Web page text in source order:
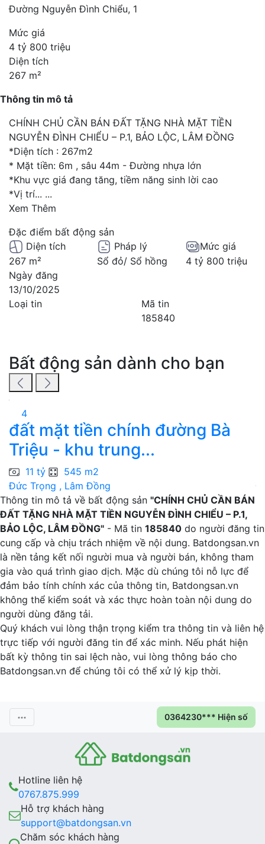
Đường Nguyễn Đình Chiểu, 1
Mức giá
4 tỷ 800 triệu
Diện tích
267 m²
Thông tin mô tả
CHÍNH CHỦ CẦN BÁN ĐẤT TẶNG NHÀ MẶT TIỀN
NGUYỄN ĐÌNH CHIỂU – P.1, BẢO LỘC, LÂM ĐỒNG
*Diện tích : 267m2
* Mặt tiền: 6m , sâu 44m - Đường nhựa lớn
*Khu vực giá đang tăng, tiềm năng sinh lời cao
*Vị trí... ...
Xem Thêm
Đặc điểm bất động sản
Diện tích
267 m²
Pháp lý
Sổ đỏ/ Sổ hồng
Mức giá
4 tỷ 800 triệu
Ngày đăng
13/10/2025
Loại tin
Mã tin
185840
Bất động sản dành cho bạn
4
đất mặt tiền chính đường Bà
Triệu - khu trung...
11 tỷ
545 m2
Đức Trọng , Lâm Đồng
Thông tin mô tả về bất động sản "CHÍNH CHỦ CẦN BÁN
ĐẤT TẶNG NHÀ MẶT TIỀN NGUYỄN ĐÌNH CHIỂU – P.1,
BẢO LỘC, LÂM ĐỒNG" - Mã tin 185840 do người đăng tin
cung cấp và chịu trách nhiệm về nội dung. Batdongsan.vn
là nền tảng kết nối người mua và người bán, không tham
gia vào quá trình giao dịch. Mặc dù chúng tôi nỗ lực để
đảm bảo tính chính xác của thông tin, Batdongsan.vn
không thể kiểm soát và xác thực hoàn toàn nội dung do
người dùng đăng tải.
Quý khách vui lòng thận trọng kiểm tra thông tin và liên hệ
trực tiếp với người đăng tin để xác minh. Nếu phát hiện
bất kỳ thông tin sai lệch nào, vui lòng thông báo cho
Batdongsan.vn để chúng tôi có thể xử lý kịp thời.
0364230*** Hiện số
Hotline liên hệ
0767.875.999
Hỗ trợ khách hàng
support@batdongsan.vn
Chăm sóc khách hàng